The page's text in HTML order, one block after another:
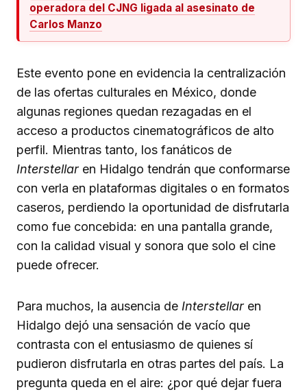
operadora del CJNG ligada al asesinato de
Carlos Manzo
Este evento pone en evidencia la centralización
de las ofertas culturales en México, donde
algunas regiones quedan rezagadas en el
acceso a productos cinematográficos de alto
perfil. Mientras tanto, los fanáticos de
Interstellaren Hidalgo tendrán que conformarse
con verla en plataformas digitales o en formatos
caseros, perdiendo la oportunidad de disfrutarla
como fue concebida: en una pantalla grande,
con la calidad visual y sonora que solo el cine
puede ofrecer.
Para muchos, la ausencia de Interstellaren
Hidalgo dejó una sensación de vacío que
contrasta con el entusiasmo de quienes sí
pudieron disfrutarla en otras partes del país. La
pregunta queda en el aire: ¿por qué dejar fuera